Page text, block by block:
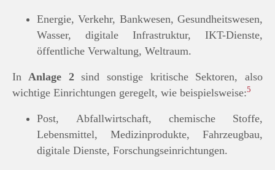
Energie, Verkehr, Bankwesen, Gesundheitswesen,
Wasser, digitale Infrastruktur, IKT-Dienste,
öffentliche Verwaltung, Weltraum.
In Anlage 2 sind sonstige kritische Sektoren, also
wichtige Einrichtungen geregelt, wie beispielsweise:5
Post, Abfallwirtschaft, chemische Stoffe,
Lebensmittel, Medizinprodukte, Fahrzeugbau,
digitale Dienste, Forschungseinrichtungen.